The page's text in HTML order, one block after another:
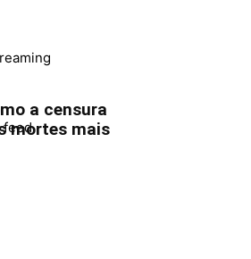
feed.
a censura
mortes mais